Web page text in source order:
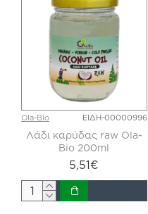
Ola-Bio ΕΙΔΗ-00000996
Λάδι καρύδας raw Ola-
Bio 200ml
5,51€